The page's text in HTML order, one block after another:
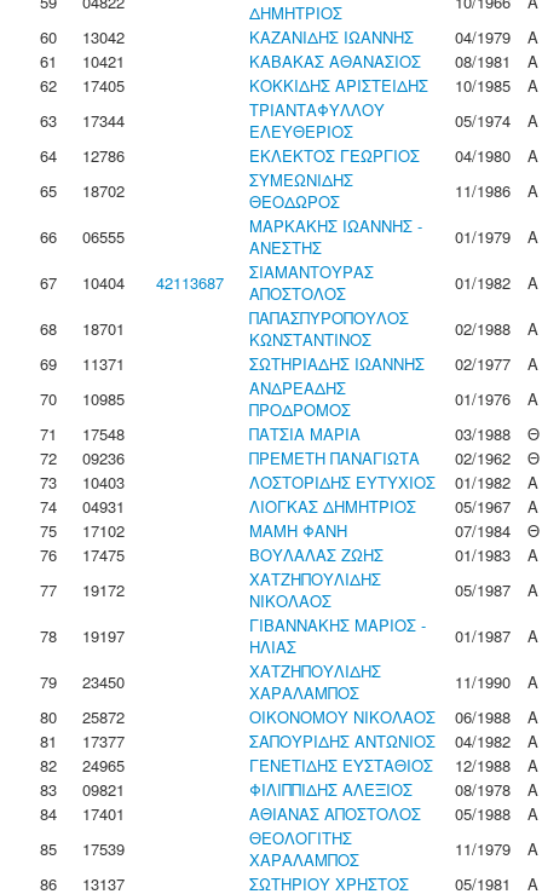
ΔΗΜΗΤΡΙΟΣ
60
13042 ΚΑΖΑΝΙΔΗΣ ΙΩΑΝΝΗΣ 04/1979
Α
61
10421 ΚΑΒΑΚΑΣ ΑΘΑΝΑΣΙΟΣ 08/1981
Α
62
17405 ΚΟΚΚΙΔΗΣ ΑΡΙΣΤΕΙΔΗΣ 10/1985
Α
63
17344
ΤΡΙΑΝΤΑΦΥΛΛΟΥ
ΕΛΕΥΘΕΡΙΟΣ
05/1974
Α
64
12786 ΕΚΛΕΚΤΟΣ ΓΕΩΡΓΙΟΣ 04/1980
Α
65
18702
ΣΥΜΕΩΝΙΔΗΣ
ΘΕΟΔΩΡΟΣ
11/1986
Α
66
06555
ΜΑΡΚΑΚΗΣ ΙΩΑΝΝΗΣ -
ΑΝΕΣΤΗΣ
01/1979
Α
67
10404 42113687
ΣΙΑΜΑΝΤΟΥΡΑΣ
ΑΠΟΣΤΟΛΟΣ
01/1982
Α
68
18701
ΠΑΠΑΣΠΥΡΟΠΟΥΛΟΣ
ΚΩΝΣΤΑΝΤΙΝΟΣ
02/1988
Α
69
11371 ΣΩΤΗΡΙΑΔΗΣ ΙΩΑΝΝΗΣ 02/1977
Α
70
10985
ΑΝΔΡΕΑΔΗΣ
ΠΡΟΔΡΟΜΟΣ
01/1976
Α
71
17548 ΠΑΤΣΙΑ ΜΑΡΙΑ 03/1988
Θ
72
09236 ΠΡΕΜΕΤΗ ΠΑΝΑΓΙΩΤΑ 02/1962
Θ
73
10403 ΛΟΣΤΟΡΙΔΗΣ ΕΥΤΥΧΙΟΣ 01/1982
Α
74
04931 ΛΙΟΓΚΑΣ ΔΗΜΗΤΡΙΟΣ 05/1967
Α
75
17102 ΜΑΜΗ ΦΑΝΗ 07/1984
Θ
76
17475 ΒΟΥΛΑΛΑΣ ΖΩΗΣ 01/1983
Α
77
19172
ΧΑΤΖΗΠΟΥΛΙΔΗΣ
ΝΙΚΟΛΑΟΣ
05/1987
Α
78
19197
ΓΙΒΑΝΝΑΚΗΣ ΜΑΡΙΟΣ -
ΗΛΙΑΣ
01/1987
Α
79
23450
ΧΑΤΖΗΠΟΥΛΙΔΗΣ
ΧΑΡΑΛΑΜΠΟΣ
11/1990
Α
80
25872 ΟΙΚΟΝΟΜΟΥ ΝΙΚΟΛΑΟΣ 06/1988
Α
81
17377 ΣΑΠΟΥΡΙΔΗΣ ΑΝΤΩΝΙΟΣ 04/1982
Α
82
24965 ΓΕΝΕΤΙΔΗΣ ΕΥΣΤΑΘΙΟΣ 12/1988
Α
83
09821 ΦΙΛΙΠΠΙΔΗΣ ΑΛΕΞΙΟΣ 08/1978
Α
84
17401 ΑΘΙΑΝΑΣ ΑΠΟΣΤΟΛΟΣ 05/1988
Α
85
17539
ΘΕΟΛΟΓΙΤΗΣ
ΧΑΡΑΛΑΜΠΟΣ
11/1979
Α
86
13137 ΣΩΤΗΡΙΟΥ ΧΡΗΣΤΟΣ 05/1981 Α